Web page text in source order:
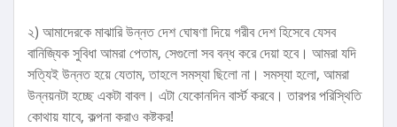
২) আমাদেরকে মাঝারি উন্নত দেশ ঘোষণা দিয়ে গরীব দেশ হিসেবে যেসব
বানিজ্যিক সুবিধা আমরা পেতাম, সেগুলো সব বন্ধ করে দেয়া হবে। আমরা যদি
সত্যিই উন্নত হয়ে যেতাম, তাহলে সমস্যা ছিলো না। সমস্যা হলো, আমরা
উন্নয়নটা হচ্ছে একটা বাবল। এটা যেকোনদিন বার্স্ট করবে। তারপর পরিস্থিতি
কোথায় যাবে, কল্পনা করাও কষ্টকর!